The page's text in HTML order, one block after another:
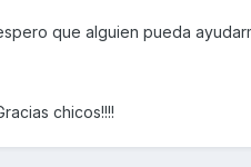
que alguien pueda
chicos!!!!